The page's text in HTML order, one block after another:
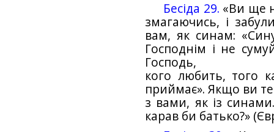
Бесіда 29. «Ви ще
змагаючись, і
вам, як синам:
Господнім і не
Господь,
кого любить, того
приймає». Якщо ви
з вами, як із
карав би батько?»